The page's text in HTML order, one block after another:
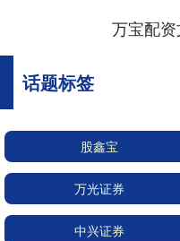
万宝配
话题标签
股鑫宝
万光证券
中兴证券